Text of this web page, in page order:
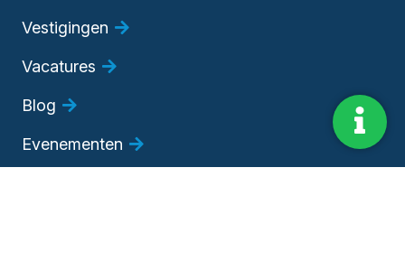
Vestigingen
Vacatures
Blog
Evenementen